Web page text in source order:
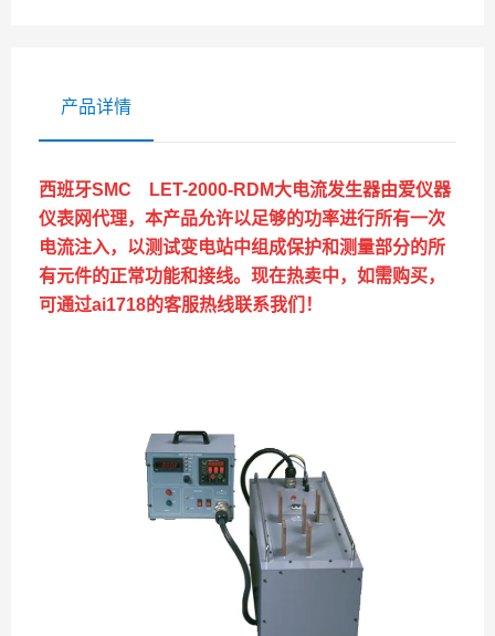
产品详情
西班牙SMC LET-2000-RDM大电流发生器由爱仪器
仪表网代理，本产品允许以足够的功率进行所有一次
电流注入，以测试变电站中组成保护和测量部分的所
有元件的正常功能和接线。现在热卖中，如需购买，
可通过ai1718的客服热线联系我们！